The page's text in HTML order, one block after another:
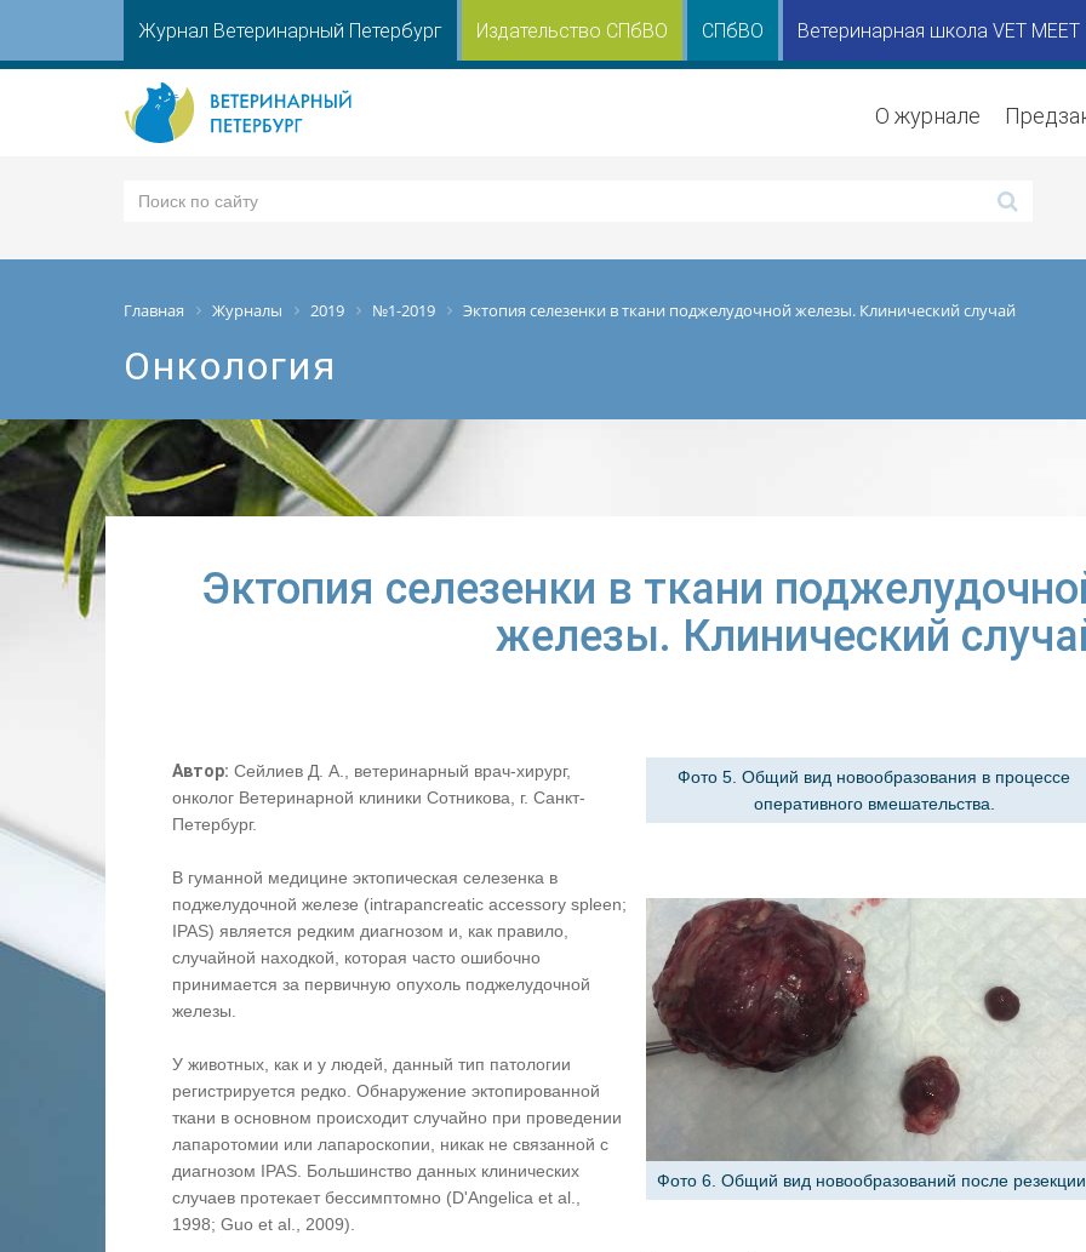
Журнал Ветеринарный Петербург Издательство СПбВО СПбВО Ветеринарная школа VET MEET
О журнале
Главная Журналы 2019 №1-2019 Эктопия селезенки в ткани поджелудочной железы. Клинический случай
Онкология
Эктопия селезенки в ткани
железы. Клинический
Автор: Сейлиев Д. А., ветеринарный врач-хирург,
онколог Ветеринарной клиники Сотникова, г. Санкт-
Петербург.
В гуманной медицине эктопическая селезенка в
поджелудочной железе (intrapancreatic accessory spleen;
IPAS) является редким диагнозом и, как правило,
случайной находкой, которая часто ошибочно
принимается за первичную опухоль поджелудочной
железы.
У животных, как и у людей, данный тип патологии
регистрируется редко. Обнаружение эктопированной
ткани в основном происходит случайно при проведении
лапаротомии или лапароскопии, никак не связанной с
диагнозом IPAS. Большинство данных клинических
случаев протекает бессимптомно (D'Angelica et al.,
1998; Guo et al., 2009).
Фото 5. Общий вид новообразования в процессе
оперативного вмешательства.
Фото 6. Общий вид новообразований после